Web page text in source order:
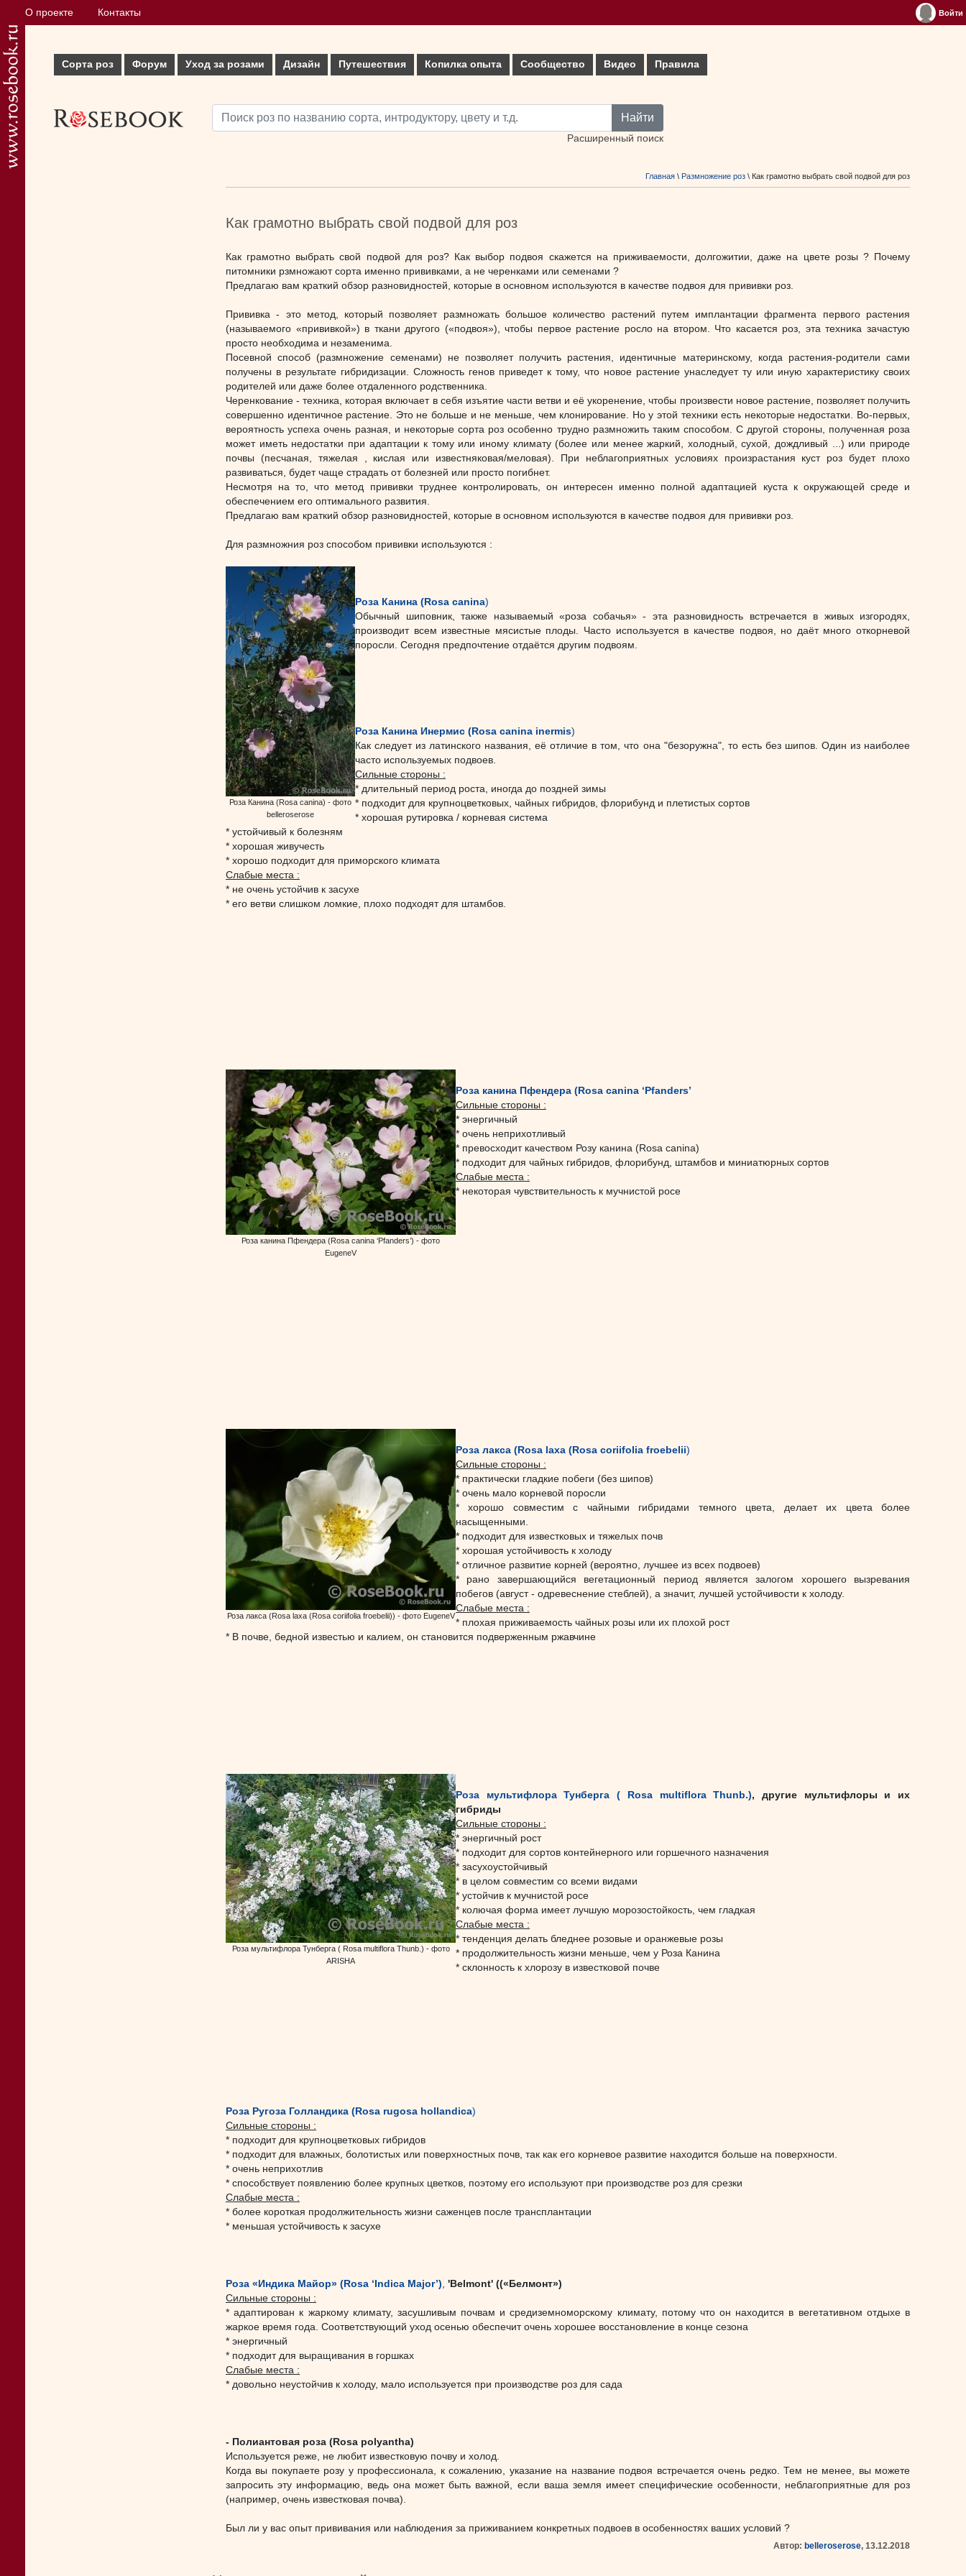
О проекте Контакты Войти
Сорта роз Форум Уход за розами Дизайн Путешествия Копилка опыта Сообщество Видео Правила
Найти
Расширенный поиск
Главная \ Размножение роз \ Как грамотно выбрать свой подвой для роз
Как грамотно выбрать свой подвой для роз
Как грамотно выбрать свой подвой для роз? Как выбор подвоя скажется на приживаемости, долгожитии, даже на цвете розы ? Почему
питомники рзмножают сорта именно прививками, а не черенками или семенами ?
Предлагаю вам краткий обзор разновидностей, которые в основном используются в качестве подвоя для прививки роз.
Прививка - это метод, который позволяет размножать большое количество растений путем имплантации фрагмента первого растения
(называемого «прививкой») в ткани другого («подвоя»), чтобы первое растение росло на втором. Что касается роз, эта техника зачастую
просто необходима и незаменима.
Посевной способ (размножение семенами) не позволяет получить растения, идентичные материнскому, когда растения-родители сами
получены в результате гибридизации. Сложность генов приведет к тому, что новое растение унаследует ту или иную характеристику своих
родителей или даже более отдаленного родственника.
Черенкование - техника, которая включает в себя изъятие части ветви и её укоренение, чтобы произвести новое растение, позволяет получить
совершенно идентичное растение. Это не больше и не меньше, чем клонирование. Но у этой техники есть некоторые недостатки. Во-первых,
вероятность успеха очень разная, и некоторые сорта роз особенно трудно размножить таким способом. С другой стороны, полученная роза
может иметь недостатки при адаптации к тому или иному климату (более или менее жаркий, холодный, сухой, дождливый ...) или природе
почвы (песчаная, тяжелая , кислая или известняковая/меловая). При неблагоприятных условиях произрастания куст роз будет плохо
развиваться, будет чaще страдать от болезней или просто погибнет.
Несмотря на то, что метод прививки труднее контролировать, он интересен именно полной адаптацией куста к окружающей среде и
обеспечением его оптимального развития.
Предлагаю вам краткий обзор разновидностей, которые в основном используются в качестве подвоя для прививки роз.
Для размножния роз способом прививки используются :
Роза Канина (Rosa canina) - фото
belleroserose
Роза Канина (Rosa canina)
Обычный шиповник, также называемый «роза собачья» - эта разновидность встречается в живых изгородях,
производит всем известные мясистые плоды. Часто используется в качестве подвоя, но даёт много откорневой
поросли. Сегодня предпочтение отдаётся другим подвоям.
Роза Канина Инермис (Rosa canina inermis)
Как следует из латинского названия, её отличие в том, что она "безоружна", то есть без шипов. Один из наиболее
часто используемых подвоев.
Сильные стороны :
* длительный период роста, иногда до поздней зимы
* подходит для крупноцветковых, чайных гибридов, флорибунд и плетистых сортов
* хорошая рутировка / корневая система
* устойчивый к болезням
* хорошая живучесть
* хорошо подходит для приморского климата
Слабые места :
* не очень устойчив к засухе
* его ветви слишком ломкие, плохо подходят для штамбов.
Роза канина Пфендера (Rosa canina ‘Pfanders’) - фото
EugeneV
Роза канина Пфендера (Rosa canina ‘Pfanders’
Сильные стороны :
* энергичный
* очень неприхотливый
* превоcxодит качеством Розу канина (Rosa canina)
* подходит для чайных гибридов, флорибунд, штамбов и миниатюрных сортов
Слабые места :
* некоторая чувствительность к мучнистой росе
Роза лакса (Rosa laxa (Rosa coriifolia froebelii)) - фото EugeneV
Роза лакса (Rosa laxa (Rosa coriifolia froebelii)
Сильные стороны :
* практически гладкие побеги (без шипов)
* очень мало корневой поросли
* хорошо совместим с чайными гибридами темного цвета, делает их цвета более
насыщенными.
* подходит для известковых и тяжелых почв
* хорошая устойчивость к холоду
* отличное развитие корней (вероятно, лучшее из всех подвоев)
* рано завершающийся вегетационный период является залогом хорошего вызревания
побегов (август - одревеснение стеблей), а значит, лучшей устойчивости к холоду.
Слабые места :
* плохая приживаемость чайных розы или их плохой рост
* В почве, бедной известью и калием, он становится подверженным ржавчине
Роза мультифлора Тунберга ( Rosa multiflora Thunb.) - фото
ARISHA
Роза мультифлора Тунберга ( Rosa multiflora Thunb.), другие мультифлоры и их
гибриды
Сильные стороны :
* энергичный рост
* подходит для сортов контейнерного или горшечного назначения
* засухоустойчивый
* в целом совместим со всеми видами
* устойчив к мучнистой росе
* колючая форма имеет лучшую морозостойкость, чем гладкая
Слабые места :
* тенденция делать бледнее розовые и оранжевые розы
* продолжительность жизни меньше, чем у Роза Канина
* склонность к хлорозу в известковой почве
Роза Ругоза Голландика (Rosa rugosa hollandica)
Сильные стороны :
* подходит для крупноцветковых гибридов
* подходит для влажных, болотистых или поверхностных почв, так как его корневое развитие находится больше на поверхности.
* очень неприхотлив
* способствует появлению более крупных цветков, поэтому его используют при производстве роз для срезки
Слабые места :
* более короткая продолжительность жизни саженцев после трансплантации
* меньшая устойчивость к засухе
Роза «Индика Майор» (Rosa ‘Indica Major’), 'Belmont' ((«Белмонт»)
Сильные стороны :
* адаптирован к жаркому климату, засушливым почвам и средиземноморскому климату, потому что он находится в вегетативном отдыхе в
жаркое время года. Соответствующий уход осенью обеспечит очень хорошее восстановление в конце сезона
* энергичный
* подходит для выращивания в горшках
Слабые места :
* довольно неустойчив к холоду, мало используется при производстве роз для сада
- Полиантовая роза (Rosa polyantha)
Используется реже, не любит известковую почву и холод.
Когда вы покупаете розу у профессионала, к сожалению, указание на название подвоя встречается очень редко. Тем не менее, вы можете
запросить эту информацию, ведь она может быть важной, если ваша земля имеет специфические особенности, неблагоприятные для роз
(например, очень известковая почва).
Был ли у вас опыт прививания или наблюдения за приживанием конкретных подвоев в особенностях ваших условий ?
Автор: belleroserose, 13.12.2018